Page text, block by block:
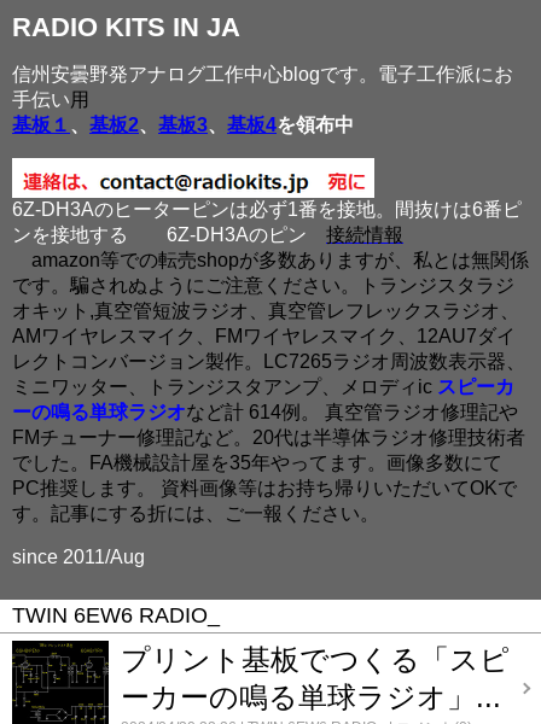
RADIO KITS IN JA
信州安曇野発アナログ工作中心blogです。電子工作派にお
手伝い用
基板１ 、 基板2、 基板3、 基板4を領布中
6Z-DH3Aのヒーターピンは必ず1番を接地。間抜けは6番ピ
ンを接地する
6Z-DH3Aのピン 接続情報
amazon等での転売shopが多数ありますが、私とは無関係
です。騙されぬようにご注意ください。トランジスタラジ
オキット,真空管短波ラジオ、真空管レフレックスラジオ、
AMワイヤレスマイク、FMワイヤレスマイク、12AU7ダイ
レクトコンバージョン製作。LC7265ラジオ周波数表示器、
ミニワッター、トランジスタアンプ、メロディic スピーカ
ーの鳴る単球ラジオなど計 614例。 真空管ラジオ修理記や
FMチューナー修理記など。20代は半導体ラジオ修理技術者
でした。FA機械設計屋を35年やってます。画像多数にて
PC推奨します。 資料画像等はお持ち帰りいただいてOKで
す。記事にする折には、ご一報ください。
since 2011/Aug
TWIN 6EW6 RADIO_
プリント基板でつくる「スピ
ーカーの鳴る単球ラジオ」...